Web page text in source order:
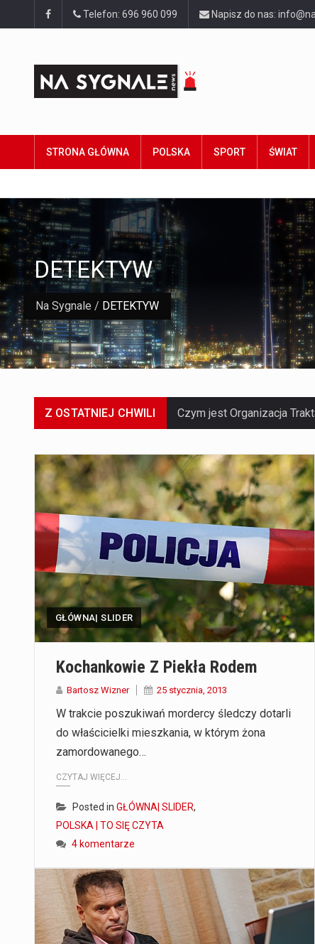
Telefon: 696 960 099 Napisz do nas:
STRONA GŁÓWNA POLSKA SPORT ŚWIAT
Na Sygnale / DETEKTYW
DETEKTYW
Z OSTATNIEJ CHWILI
GŁÓWNA| SLIDER
Kochankowie Z Piekła Rodem
Bartosz Wizner 25 stycznia, 2013
W trakcie poszukiwań mordercy śledczy dotarli
do właścicielki mieszkania, w którym żona
zamordowanego…
CZYTAJ WIĘCEJ...
Posted in GŁÓWNA| SLIDER,
POLSKA | TO SIĘ CZYTA
4 komentarze